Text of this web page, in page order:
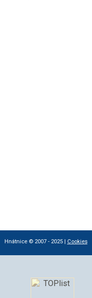
Hnátnice © 2007 - 2025 | Cookies